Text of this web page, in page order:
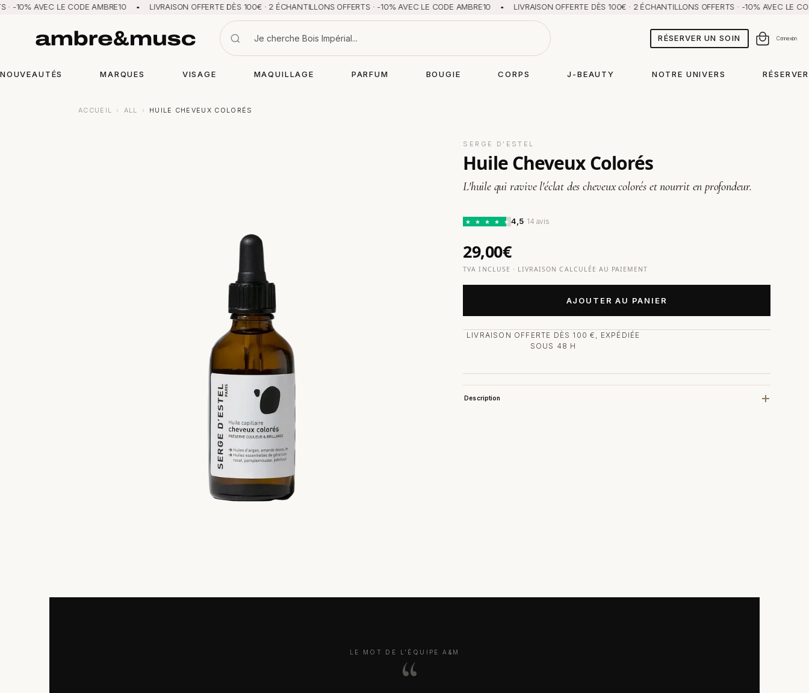
CODE AMBRE10 • LIVRAISON OFFERTE DÈS 100€ · 2 ÉCHANTILLONS OFFERTS · -10% AVEC LE CODE AMBRE10 • LIVRAISON OFFERTE DÈS 100€ · 2 ÉCHANTILLONS OFFERTS · -10% AVEC LE
RÉSERVER UN SOIN Panier Connexion
NOUVEAUTÉS MARQUES VISAGE MAQUILLAGE PARFUM BOUGIE CORPS J-BEAUTY NOTRE UNIVERS RÉSERVER
ACCUEIL › ALL › HUILE CHEVEUX COLORÉS
SERGE D'ESTEL
Huile Cheveux Colorés
L'huile qui ravive l'éclat des cheveux colorés et nourrit en profondeur.
★ ★ ★ ★ ★ 4,5· 14 avis
29,00€
TVA INCLUSE · LIVRAISON CALCULÉE AU PAIEMENT
AJOUTER AU PANIER
LIVRAISON OFFERTE DÈS 100 €, EXPÉDIÉE
SOUS 48 H
Description
LE MOT DE L'ÉQUIPE A&M